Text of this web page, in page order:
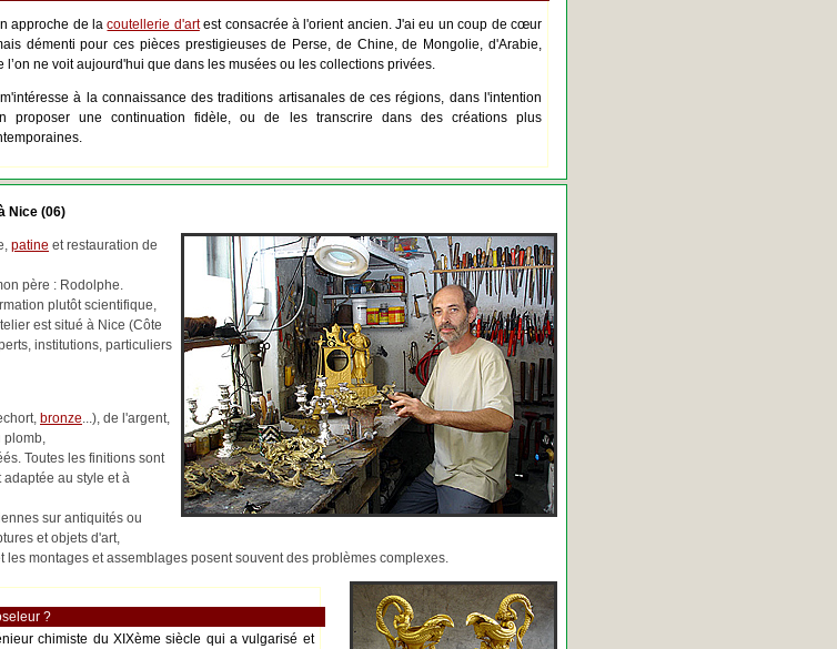
approche de lacoutellerie d'artest consacrée à l'orient ancien. J'ai eu un coup de cœur
démenti pour ces pièces prestigieuses de Perse, de Chine, de Mongolie, d'Arabie,
l’on ne voit aujourd'hui que dans les musées ou les collections privées.
à la connaissance des traditions artisanales de ces régions, dans l'intention
proposer une continuation fidèle, ou de les transcrire dans des créations plus
Nice (06)
patine et restauration de
père : Rodolphe.
plutôt scientifique,
est situé à Nice (Côte
institutions, particuliers
bronze...), de l'argent,
plomb,
Toutes les finitions sont
au style et à
sur antiquités ou
et objets d'art,
les montages et assemblages posent souvent des problèmes complexes.
?
chimiste du XIXème siècle qui a vulgarisé et